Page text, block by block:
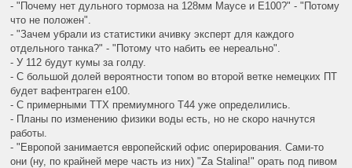
- "Почему нет дульного тормоза на 128мм Маусе и Е100?" - "Потому
что не положен".
- "Зачем убрали из статистики ачивку эксперт для каждого
отдельного танка?" - "Потому что набить ее нереально".
- У 112 будут кумы за голду.
- С большой долей вероятности топом во второй ветке немецких ПТ
будет вафентраген е100.
- С примерными ТТХ премиумного Т44 уже определились.
- Планы по изменению физики воды есть, но не скоро начнутся
работы.
- "Европой занимается европейский офис оперирования. Сами-то
они (ну, по крайней мере часть из них) "Za Stalina!" орать под пивом